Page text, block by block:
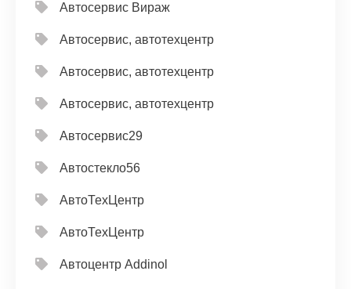
Автосервис Вираж
Автосервис, автотехцентр
Автосервис, автотехцентр
Автосервис, автотехцентр
Автосервис29
Автостекло56
АвтоТехЦентр
АвтоТехЦентр
Автоцентр Addinol